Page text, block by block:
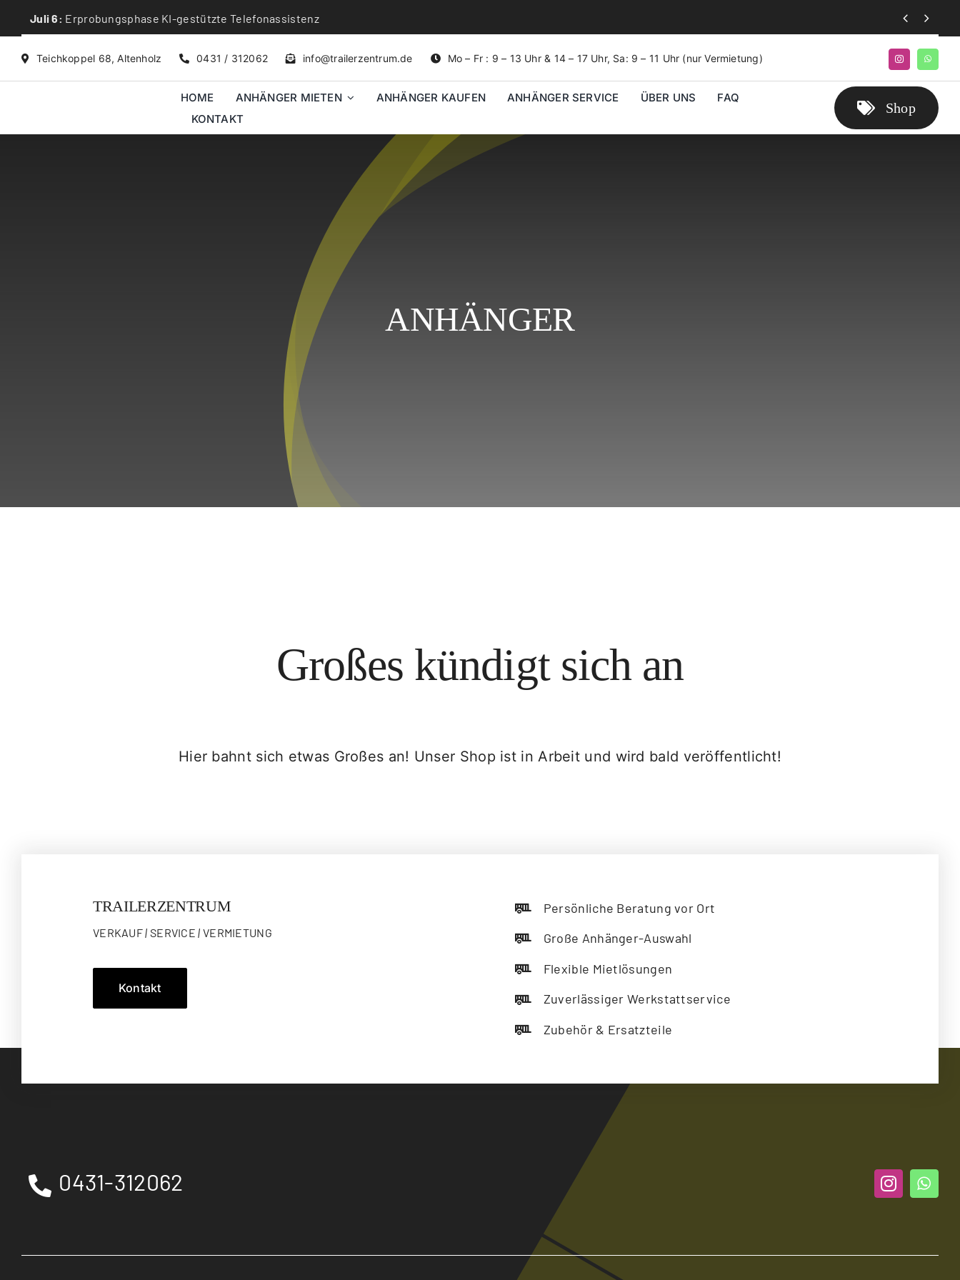
to
content
Juli 6: Erprobungsphase KI-gestützte Telefonassistenz  
Teichkoppel 68, Altenholz 0431 / 312062 info@trailerzentrum.de Mo – Fr : 9 – 13 Uhr & 14 – 17 Uhr, Sa: 9 – 11 Uhr (nur Vermietung)
HOME ANHÄNGER MIETEN ANHÄNGER KAUFEN ANHÄNGER SERVICE ÜBER UNS
FAQ
KONTAKT
Shop
ANHÄNGER
Großes kündigt sich an
Hier bahnt sich etwas Großes an! Unser Shop ist in Arbeit und wird bald veröffentlicht!
TRAILERZENTRUM
VERKAUF| SERVICE| VERMIETUNG
Kontakt
Persönliche Beratung vor Ort
Große Anhänger-Auswahl
Flexible Mietlösungen
Zuverlässiger Werkstattservice
Zubehör & Ersatzteile
0431-312062